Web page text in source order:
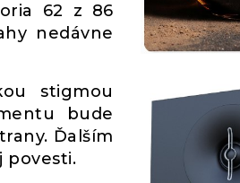
62 z 86
nedávne
stigmou
bude
Ďalším
povesti.